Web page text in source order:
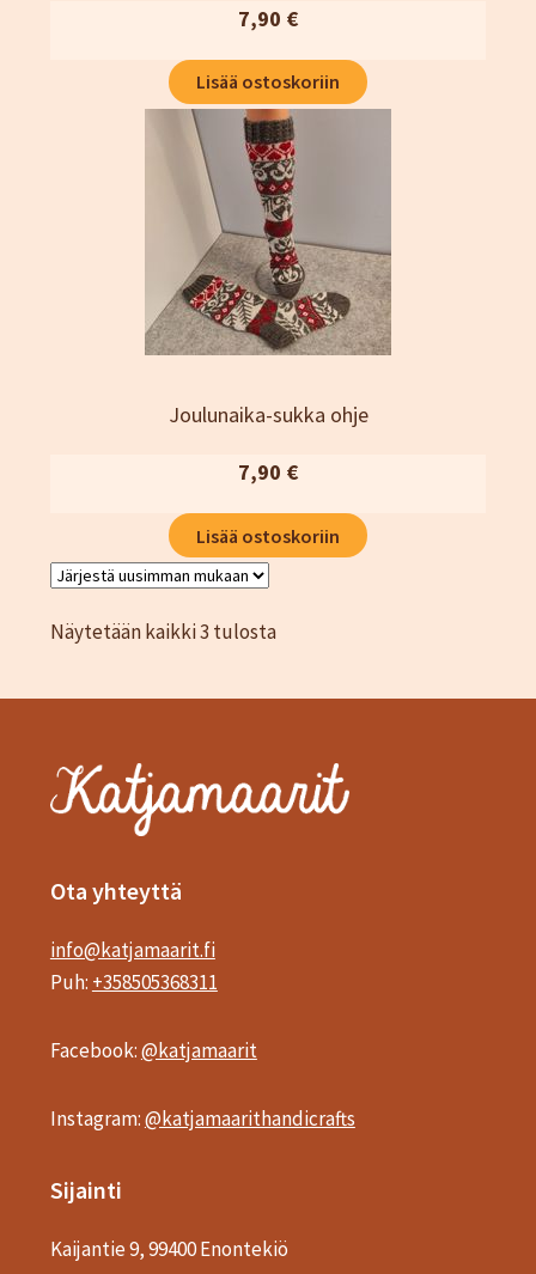
7,90 €
Lisää ostoskoriin
Joulunaika-sukka ohje
7,90 €
Lisää ostoskoriin
Näytetään kaikki 3 tulostaSorted
latest
Ota yhteyttä
info@katjamaarit.fi
Puh: +358505368311
Facebook:@katjamaarit
Instagram:@katjamaarithandicrafts
Sijainti
Kaijantie 9, 99400 Enontekiö